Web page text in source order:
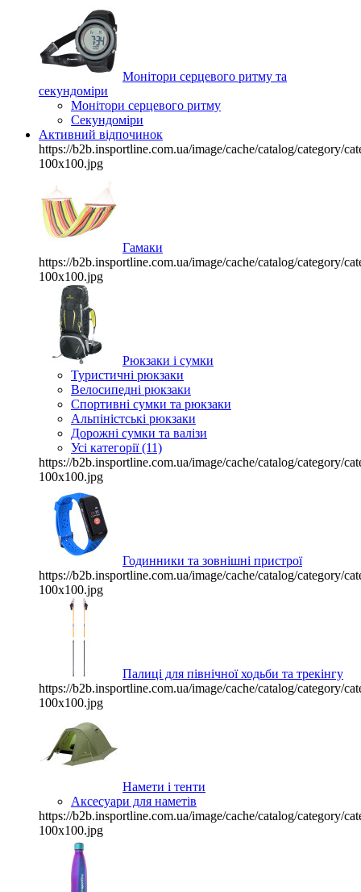
Монітори серцевого ритму та
секундоміри
Монітори серцевого ритму
Секундоміри
Активний відпочинок
https://b2b.insportline.com.ua/image/cache/catalog/category/
100x100.jpg
Гамаки
https://b2b.insportline.com.ua/image/cache/catalog/category/
100x100.jpg
Рюкзаки і сумки
Туристичні рюкзаки
Велосипедні рюкзаки
Спортивні сумки та рюкзаки
Альпіністські рюкзаки
Дорожні сумки та валізи
Усі категорії (11)
https://b2b.insportline.com.ua/image/cache/catalog/category/
100x100.jpg
Годинники та зовнішні пристрої
https://b2b.insportline.com.ua/image/cache/catalog/category/
100x100.jpg
Палиці для північної ходьби та трекінгу
https://b2b.insportline.com.ua/image/cache/catalog/category/
100x100.jpg
Намети і тенти
Аксесуари для наметів
https://b2b.insportline.com.ua/image/cache/catalog/category/
100x100.jpg